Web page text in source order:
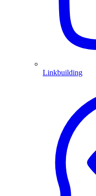
Linkbuilding